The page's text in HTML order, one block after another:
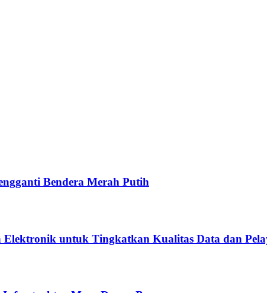
Bendera Merah Putih
untuk Tingkatkan Kualitas Data dan